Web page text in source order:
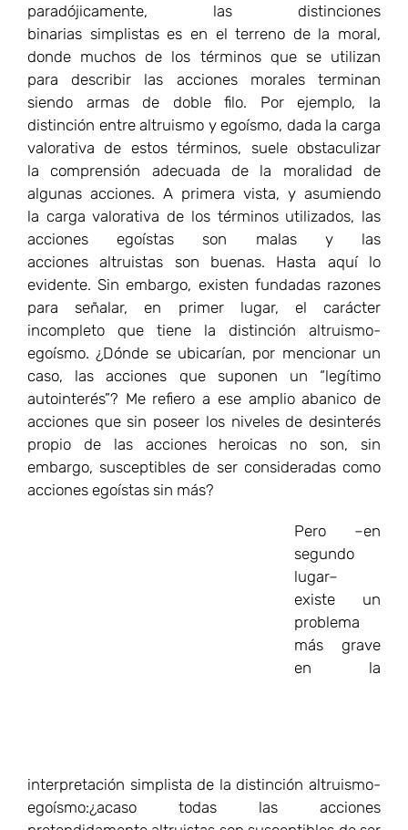
paradójicamente, las distinciones
binarias simplistas es en el terreno de la moral,
donde muchos de los términos que se utilizan
para describir las acciones morales terminan
siendo armas de doble filo. Por ejemplo, la
distinción entre altruismo y egoísmo, dada la carga
valorativa de estos términos, suele obstaculizar
la comprensión adecuada de la moralidad de
algunas acciones. A primera vista, y asumiendo
la carga valorativa de los términos utilizados, las
acciones egoístas son malas y las
acciones altruistas son buenas. Hasta aquí lo
evidente. Sin embargo, existen fundadas razones
para señalar, en primer lugar, el carácter
incompleto que tiene la distinción altruismo-
egoísmo. ¿Dónde se ubicarían, por mencionar un
caso, las acciones que suponen un “legítimo
autointerés”? Me refiero a ese amplio abanico de
acciones que sin poseer los niveles de desinterés
propio de las acciones heroicas no son, sin
embargo, susceptibles de ser consideradas como
acciones egoístas sin más?
Pero –en segundo lugar– existe un problema más
grave en la interpretación simplista de la distinción
altruismo-egoísmo:¿acaso todas las acciones
pretendidamente altruistas son susceptibles de ser
juzgadas como buenas acciones? Un reciente
estudio de Barbara A. Oakley (Oakland University)
publicado en el Proceedings of the National
libro editado por la autora en 2011, con el título
Pathological altruism. Abordar los problemas